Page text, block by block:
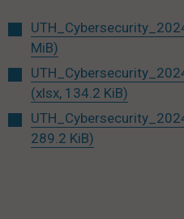
MiB)
(xlsx, 134.2 KiB)
289.2 KiB)